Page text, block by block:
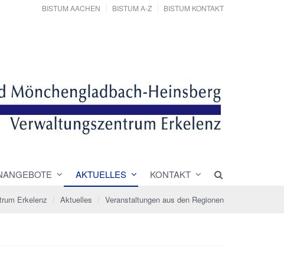
BISTUM AACHEN BISTUM A-Z BISTUM KONTAKT
AKTUELLES KONTAKT
Erkelenz Aktuelles Veranstaltungen aus den Regionen